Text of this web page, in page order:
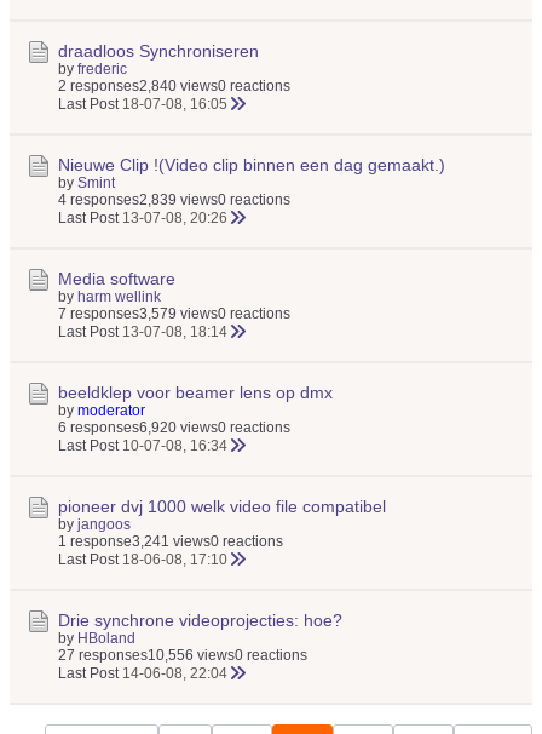
draadloos Synchroniseren
by frederic
2 responses2,840 views0 reactions
Last Post 18-07-08, 16:05
Nieuwe Clip !(Video clip binnen een dag gemaakt.)
by Smint
4 responses2,839 views0 reactions
Last Post 13-07-08, 20:26
Media software
by harm wellink
7 responses3,579 views0 reactions
Last Post 13-07-08, 18:14
beeldklep voor beamer lens op dmx
by moderator
6 responses6,920 views0 reactions
Last Post 10-07-08, 16:34
pioneer dvj 1000 welk video file compatibel
by jangoos
1 response3,241 views0 reactions
Last Post 18-06-08, 17:10
Drie synchrone videoprojecties: hoe?
by HBoland
27 responses10,556 views0 reactions
Last Post 14-06-08, 22:04